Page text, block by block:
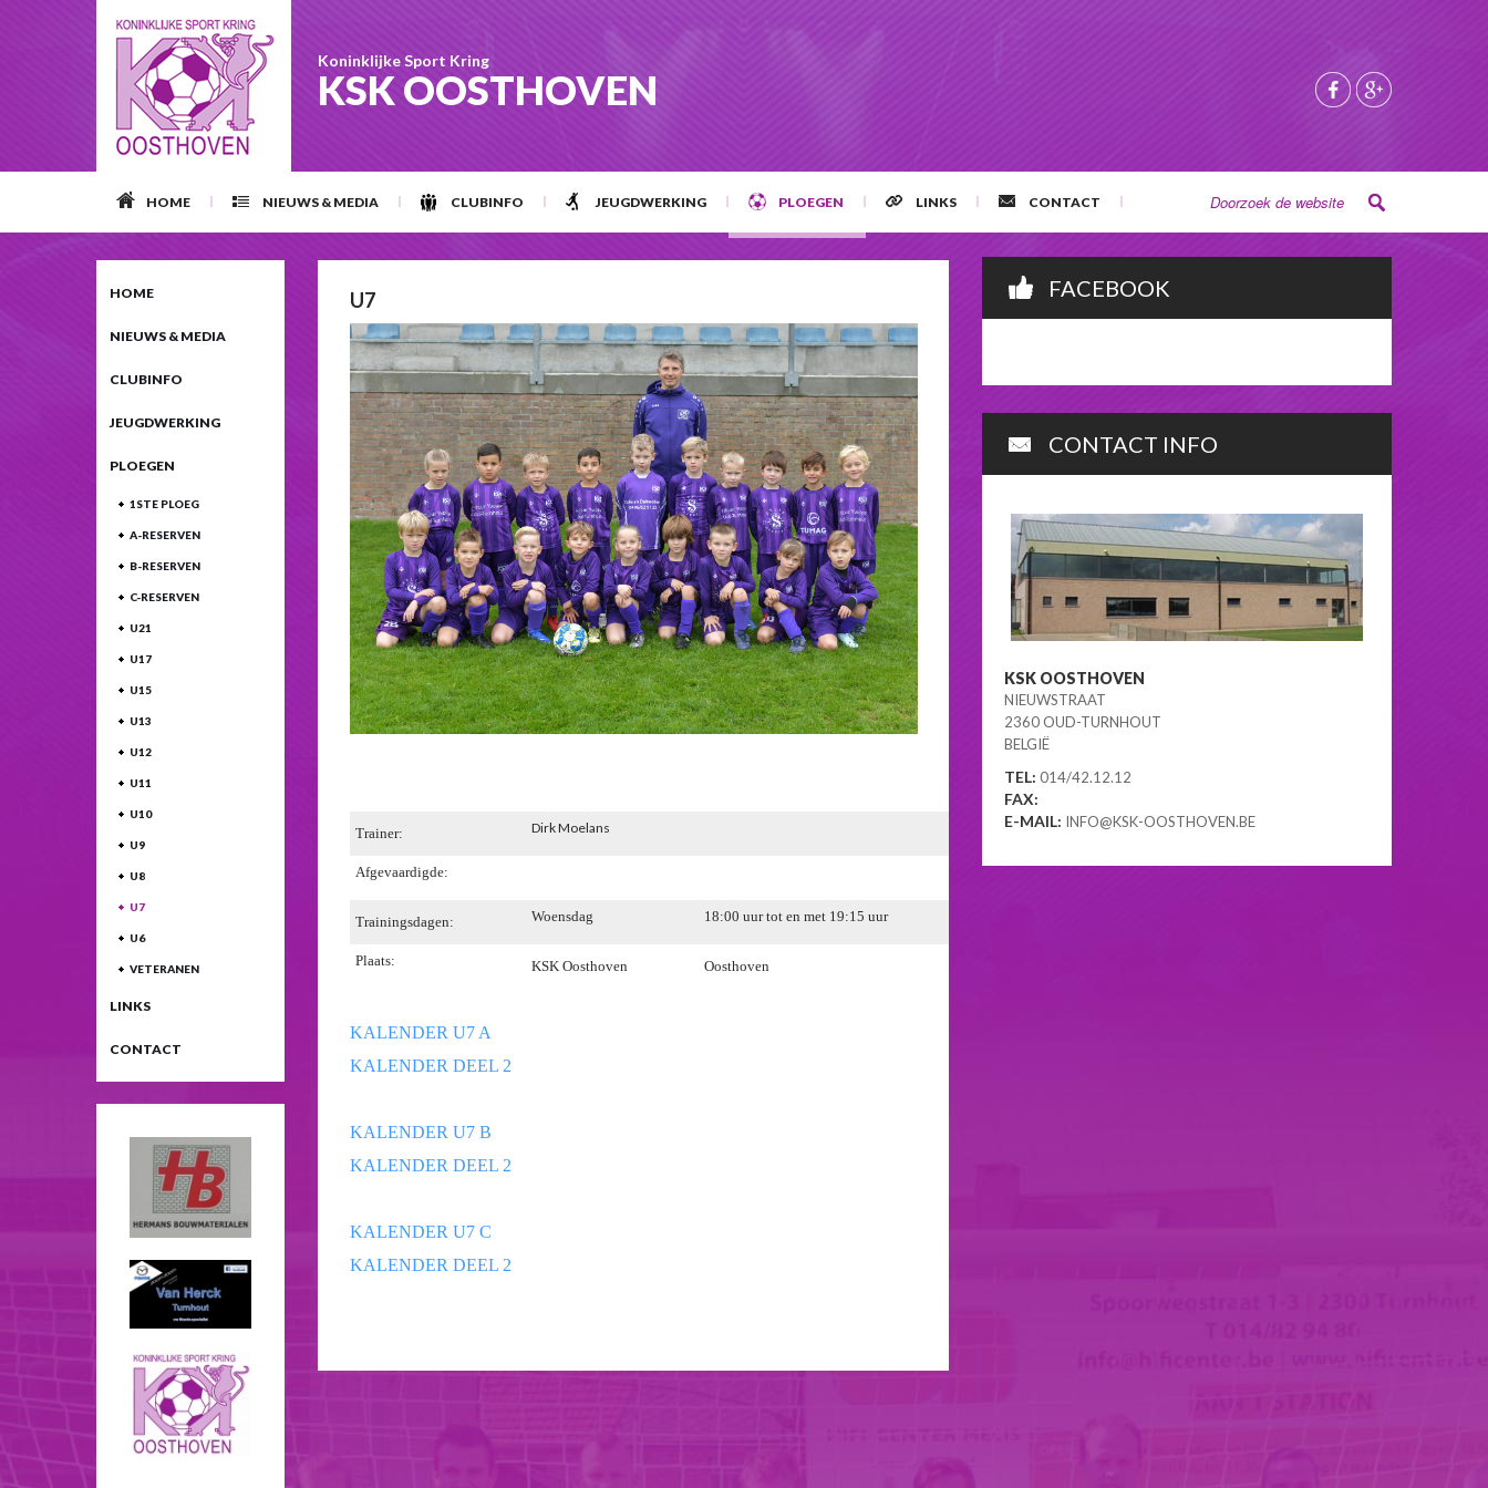
Koninklijke Sport Kring
KSK OOSTHOVEN
HOME NIEUWS & MEDIA CLUBINFO JEUGDWERKING PLOEGEN LINKS CONTACT
HOME
NIEUWS & MEDIA
CLUBINFO
JEUGDWERKING
PLOEGEN
1STE PLOEG
A-RESERVEN
B-RESERVEN
C-RESERVEN
U21
U17
U15
U13
U12
U11
U10
U9
U8
U7
U6
VETERANEN
LINKS
CONTACT
U7
Trainer: Dirk Moelans
Afgevaardigde:
Trainingsdagen: Woensdag 18:00 uur tot en met 19:15 uur
Plaats: KSK Oosthoven Oosthoven
KALENDER U7 A
KALENDER DEEL 2
KALENDER U7 B
KALENDER DEEL 2
KALENDER U7 C
KALENDER DEEL 2
FACEBOOK
CONTACT INFO
KSK OOSTHOVEN
NIEUWSTRAAT
2360 OUD-TURNHOUT
BELGIË
TEL: 014/42.12.12
FAX:
E-MAIL: INFO@KSK-OOSTHOVEN.BE